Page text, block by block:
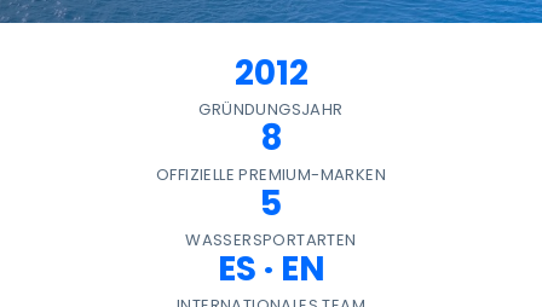
2012
GRÜNDUNGSJAHR
8
OFFIZIELLE PREMIUM-MARKEN
5
WASSERSPORTARTEN
ES · EN